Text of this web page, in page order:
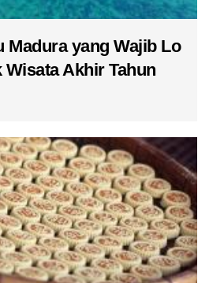
Madura yang Wajib Lo
Akhir Tahun